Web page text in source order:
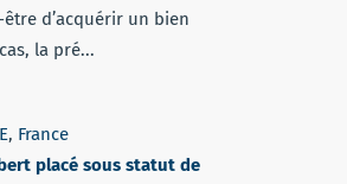
d’acquérir un bien
la pré...
, France
placé sous statut de